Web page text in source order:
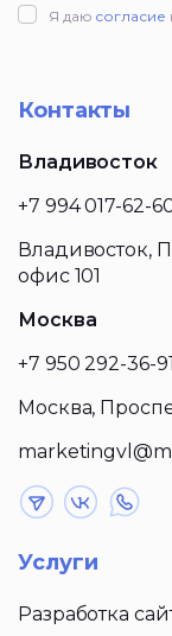
Я даю согласие
Контакты
Владивосток
+7 994 017-62-
Владивосток,
офис 101
Москва
+7 950 292-36-91
Москва,
Услуги
Разработка